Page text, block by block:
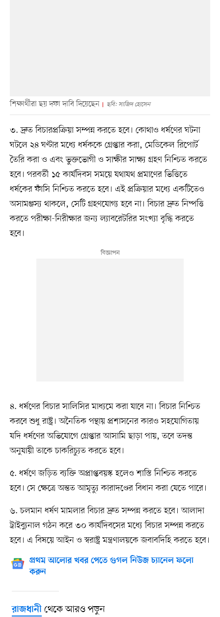
শিক্ষার্থীরা ছয় দফা দাবি দিয়েছেন ছবি: সাজিদ হোসেন
৩. দ্রুত বিচারপ্রক্রিয়া সম্পন্ন করতে হবে। কোথাও ধর্ষণের ঘটনা
ঘটলে ২৪ ঘণ্টার মধ্যে ধর্ষককে গ্রেপ্তার করা, মেডিকেল রিপোর্ট
তৈরি করা ও এবং ভুক্তভোগী ও সাক্ষীর সাক্ষ্য গ্রহণ নিশ্চিত করতে
হবে। পরবর্তী ১৫ কার্যদিবস সময়ে যথাযথ প্রমাণের ভিত্তিতে
ধর্ষকের ফাঁসি নিশ্চিত করতে হবে। এই প্রক্রিয়ার মধ্যে একটিতেও
অসামঞ্জস্য থাকলে, সেটি গ্রহণযোগ্য হবে না। বিচার দ্রুত নিষ্পত্তি
করতে পরীক্ষা-নিরীক্ষার জন্য ল্যাবরেটরির সংখ্যা বৃদ্ধি করতে
হবে।
৪. ধর্ষণের বিচার সালিসির মাধ্যমে করা যাবে না। বিচার নিশ্চিত
করবে শুধু রাষ্ট্র। অনৈতিক পন্থায় প্রশাসনের কারও সহযোগিতায়
যদি ধর্ষণের অভিযোগে গ্রেপ্তার আসামি ছাড়া পায়, তবে তদন্ত
অনুযায়ী তাকে চাকরিচ্যুত করতে হবে।
৫. ধর্ষণে জড়িত ব্যক্তি অপ্রাপ্তবয়স্ক হলেও শাস্তি নিশ্চিত করতে
হবে। সে ক্ষেত্রে অন্তত আমৃত্যু কারাদণ্ডের বিধান করা যেতে পারে।
৬. চলমান ধর্ষণ মামলার বিচার দ্রুত সম্পন্ন করতে হবে। আলাদা
ট্রাইব্যুনাল গঠন করে ৩০ কার্যদিবসের মধ্যে বিচার সম্পন্ন করতে
হবে। এ বিষয়ে আইন ও স্বরাষ্ট্র মন্ত্রণালয়কে জবাবদিহি করতে হবে।
প্রথম আলোর খবর পেতে গুগল নিউজ চ্যানেল ফলো
করুন
রাজধানীথেকে আরও পড়ুন